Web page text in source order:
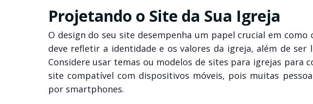
Projetando o Site da Sua Igreja
O design do seu site desempenha um papel crucial em
deve refletir a identidade e os valores da igreja, além de
Considere usar temas ou modelos de sites para igrejas para
site compatível com dispositivos móveis, pois muitas
por smartphones.